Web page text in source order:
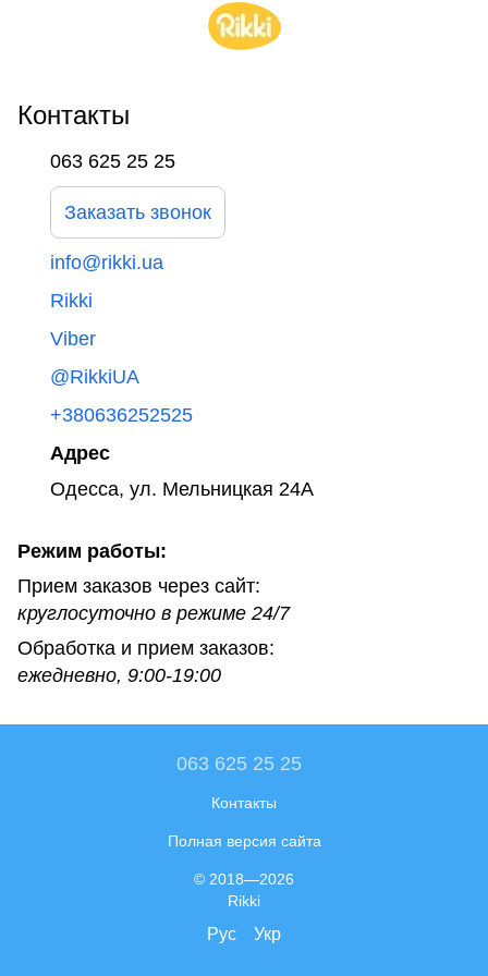
Контакты
063 625 25 25
Заказать звонок
info@rikki.ua
Rikki
Viber
@RikkiUA
+380636252525
Адрес
Одесса, ул. Мельницкая 24А
Режим работы:
Прием заказов через сайт:
круглосуточно в режиме 24/7
Обработка и прием заказов:
ежедневно, 9:00-19:00
063 625 25 25
Контакты
Полная версия сайта
© 2018—2026
Rikki
Рус Укр